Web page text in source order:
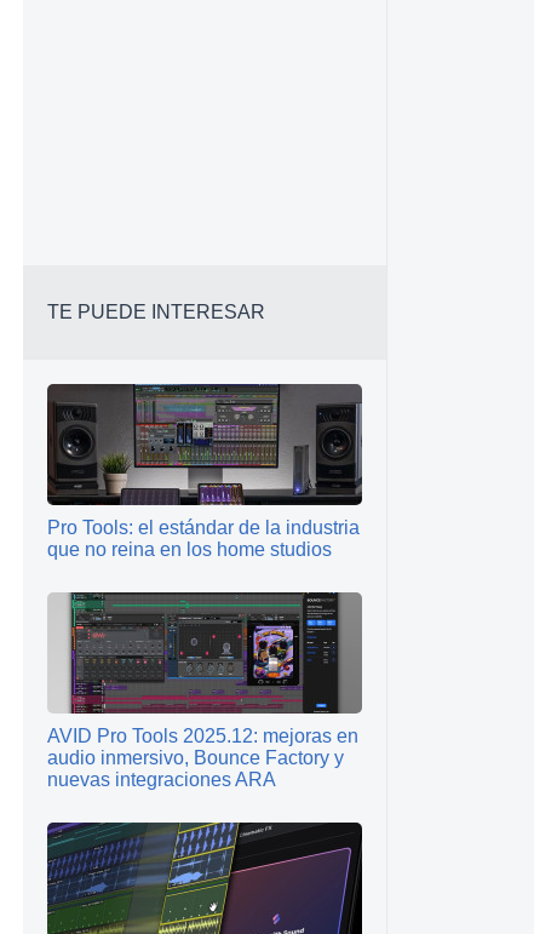
TE PUEDE INTERESAR
Pro Tools: el estándar de la industria
que no reina en los home studios
AVID Pro Tools 2025.12: mejoras en
audio inmersivo, Bounce Factory y
nuevas integraciones ARA